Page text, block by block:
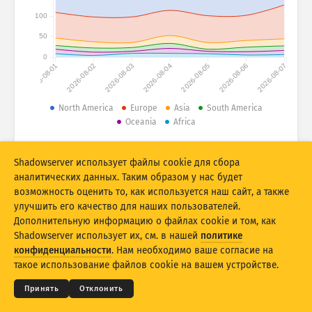
Статистика атак: устройства
Справка
Группировать по
Stacking
Многоуровневый Перекрытие
Автоматически обновлять результаты
Сбросить
Скачать как PNG
2026-08-01 2026-08-02 2026-08-03 2026-08-04 2026-08-05 2026-08-06 2026-08-07
0
50
100
North America Europe Asia
South America
Oceania
Africa
© 2026THE SHADOWSERVER FOUNDATION
Конфиденциальность и условия
Связь с нами
Благодарности
Shadowserver использует файлы cookie для сбора
аналитических данных. Таким образом у нас будет
возможность оценить то, как используется наш сайт, а также
улучшить его качество для наших пользователей.
Дополнительную информацию о файлах cookie и том, как
Shadowserver использует их, см. в нашей политике
конфиденциальности. Нам необходимо ваше согласие на
такое использование файлов cookie на вашем устройстве.
Принять Отклонить